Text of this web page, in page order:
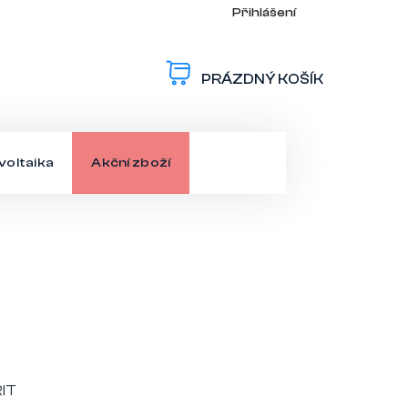
Přihlášení
PRÁZDNÝ KOŠÍK
Akční zboží